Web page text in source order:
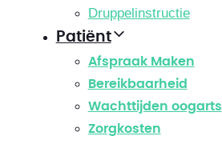
Druppelinstructie
Patiënt
Afspraak Maken
Bereikbaarheid
Wachttijden oogarts
Zorgkosten